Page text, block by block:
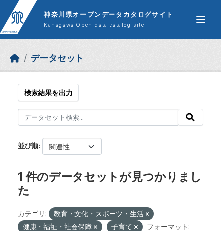
Skip to main content
神奈川県オープンデータカタログサイト
Kanagawa Open data catalog site
データセット
検索結果を出力
並び順
1 件のデータセットが見つかりまし
た
カテゴリ:
教育・文化・スポーツ・生活
健康・福祉・社会保障
子育て
フォーマット: